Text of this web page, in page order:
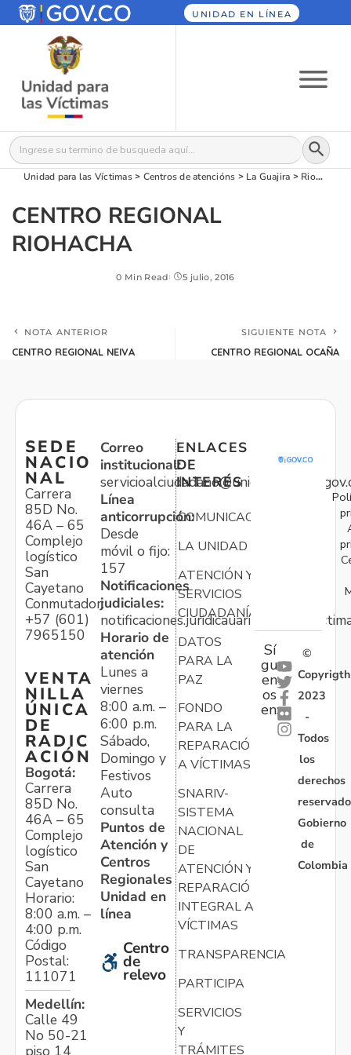
UNIDAD EN LÍNEA
Buscar: Botón
Unidad para las Víctimas> Centros de atencións > La Guajira > Riohacha
CENTRO REGIONAL
RIOHACHA
0 Min Read 5 julio, 2016
NOTA ANTERIOR
CENTRO REGIONAL NEIVA
SIGUIENTE NOTA
CENTRO REGIONAL OCAÑA
SEDE
NACIO
NAL
Carrera
85D No.
46A – 65
Complejo
logístico
San
Cayetano
Conmutador:
+57 (601)
7965150
VENTA
NILLA
ÚNICA
DE
RADIC
ACIÓN
Bogotá:
Carrera
85D No.
46A – 65
Complejo
logístico
San
Cayetano
Horario:
8:00 a.m. –
4:00 p.m.
Código
Postal:
111071
Medellín:
Calle 49
No 50-21
piso 14
Correo
institucional:
Línea
anticorrupción:
Desde
móvil o fijo:
157
Notificaciones
judiciales:
Horario de
atención
Lunes a
viernes
8:00 a.m. –
6:00 p.m.
Sábado,
Domingo y
Festivos
Auto
consulta
Puntos de
Atención y
Centros
Regionales
Unidad en
línea
Centro
de
relevo
ENLACES
DE
INTERÉS
COMUNICACIONES
LA UNIDAD
ATENCIÓN Y
SERVICIOS
CIUDADANÍA
DATOS
PARA LA
PAZ
FONDO
PARA LA
REPARACIÓN
A VÍCTIMAS
SNARIV-
SISTEMA
NACIONAL
DE
ATENCIÓN Y
REPARACIÓN
INTEGRAL A
VÍCTIMAS
TRANSPARENCIA
PARTICIPA
SERVICIOS
Y
TRÁMITES
Sí
gu
en
os
en:
©
Copyrigth
2023
-
Todos
los
derechos
Gobierno
de
Colombia